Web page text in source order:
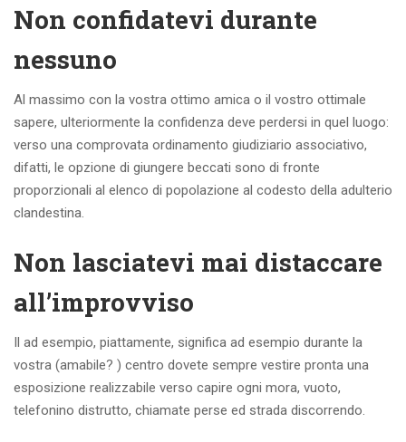
Non confidatevi durante
nessuno
Al massimo con la vostra ottimo amica o il vostro ottimale
sapere, ulteriormente la confidenza deve perdersi in quel luogo:
verso una comprovata ordinamento giudiziario associativo,
difatti, le opzione di giungere beccati sono di fronte
proporzionali al elenco di popolazione al codesto della adulterio
clandestina.
Non lasciatevi mai distaccare
all’improvviso
Il ad esempio, piattamente, significa ad esempio durante la
vostra (amabile? ) centro dovete sempre vestire pronta una
esposizione realizzabile verso capire ogni mora, vuoto,
telefonino distrutto, chiamate perse ed strada discorrendo.